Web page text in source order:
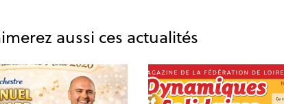
aussi ces actualités